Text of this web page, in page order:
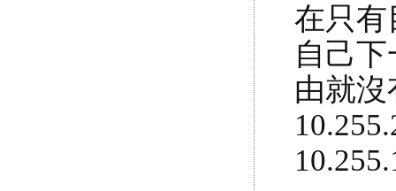
在只有
自己
由就沒